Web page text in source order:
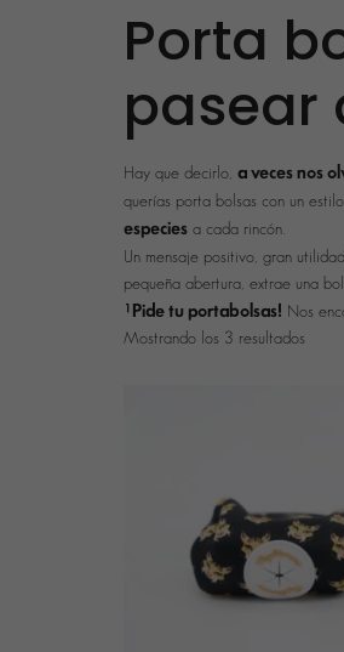
Porta
pasear
Hay que decirlo, a veces nos
querías porta bolsas con un
especies a cada rincón.
Un mensaje positivo, gran
pequeña abertura, extrae una
¡Pide tu portabolsas! Nos
Mostrando los 3 resultados